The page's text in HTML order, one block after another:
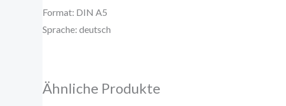
Format: DIN A5
Sprache: deutsch
Ähnliche Produkte